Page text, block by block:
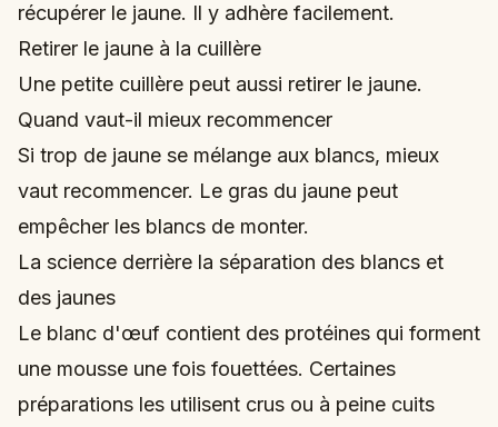
récupérer le jaune. Il y adhère facilement.
Retirer le jaune à la cuillère
Une petite cuillère peut aussi retirer le jaune.
Quand vaut-il mieux recommencer
Si trop de jaune se mélange aux blancs, mieux
vaut recommencer. Le gras du jaune peut
empêcher les blancs de monter.
La science derrière la séparation des blancs et
des jaunes
Le blanc d'œuf contient des protéines qui forment
une mousse une fois fouettées. Certaines
préparations les utilisent crus ou à peine cuits